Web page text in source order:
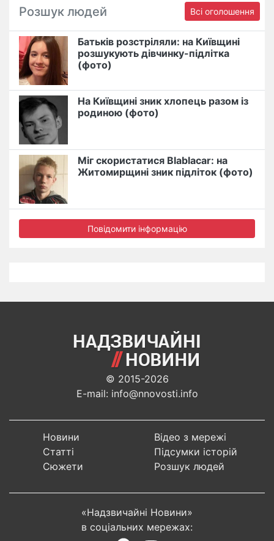
Розшук людей Всі оголошення
Батьків розстріляли: на Київщині
розшукують дівчинку-підлітка
(фото)
На Київщині зник хлопець разом із
родиною (фото)
Міг скористатися Blablacar: на
Житомирщині зник підліток (фото)
Повідомити інформацію
© 2015-2026
E-mail: info@nnovosti.info
Новини
Статті
Сюжети
Відео з мережі
Підсумки історій
Розшук людей
«Надзвичайні Новини»
в соціальних мережах: